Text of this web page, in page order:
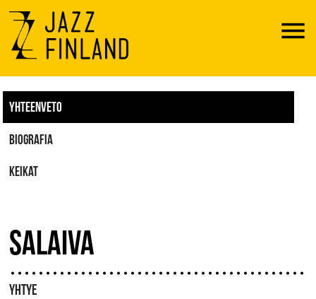
Menu
YHTEENVETO
BIOGRAFIA
KEIKAT
SALAIVA
YHTYE